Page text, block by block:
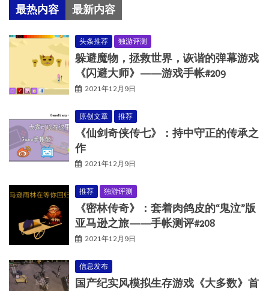
最热内容 最新内容
头条推荐 独游评测
躲避魔物，拯救世界，诙谐的弹幕游戏
《闪避大师》——游戏手帐#209
2021年12月9日
原创文章 推荐
《仙剑奇侠传七》：持中守正的传承之
作
2021年12月9日
推荐 独游评测
《密林传奇》：套着肉鸽皮的“鬼泣”版
亚马逊之旅——手帐测评#208
2021年12月9日
信息发布
国产纪实风模拟生存游戏《大多数》首